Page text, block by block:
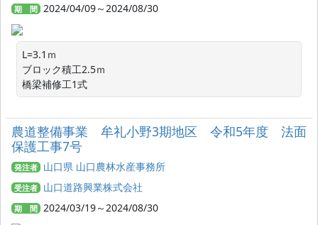
期 間 2024/04/09～2024/08/30
L=3.1ｍ
ブロック積工2.5ｍ
橋梁補修工1式
農道整備事業 牟礼小野3期地区 令和5年度 法面
保護工事7号
発注者 山口県 山口農林水産事務所
受注者 山口道路興業株式会社
期 間 2024/03/19～2024/08/30